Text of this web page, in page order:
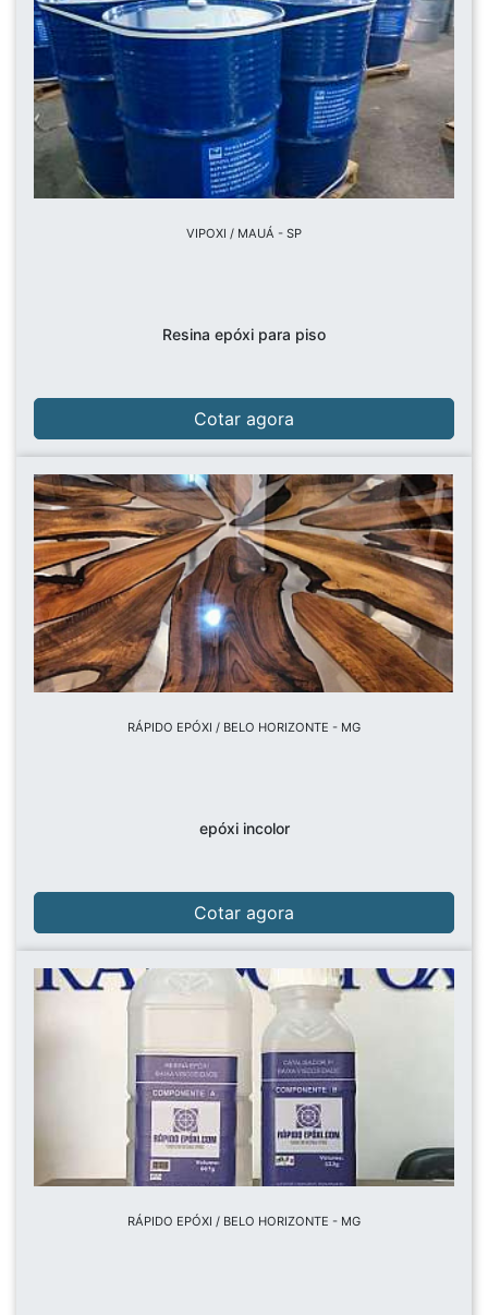
VIPOXI / MAUÁ - SP
Resina epóxi para piso
Cotar agora
RÁPIDO EPÓXI / BELO HORIZONTE - MG
epóxi incolor
Cotar agora
RÁPIDO EPÓXI / BELO HORIZONTE - MG